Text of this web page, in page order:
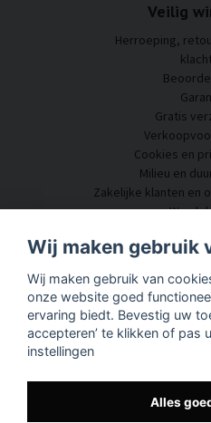
Veilig
Herroeping,
Gratis
Cookies en
Milieu en
Zakelijke klanten en
Word
Neem
Montage
Vragen en
Volg uw
Over
Wij maken gebruik
Wij maken gebruik van
onze website goed
ervaring biedt. Bevestig uw
accepteren’ te klikken of pas
instellingen
Alles